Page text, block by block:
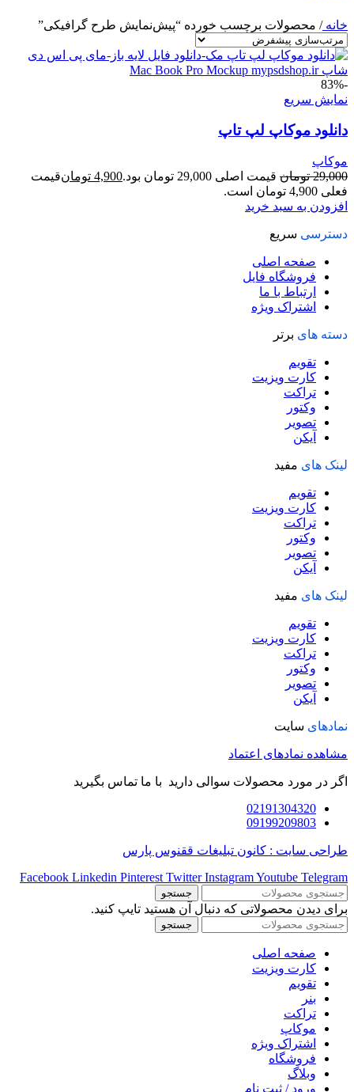
خانه/ محصولات برچسب خورده “پیش‌نمایش طرح گرافیکی”
-83%
نمایش سریع
دانلود موکاپ لپ تاپ
موکاپ
29,000 تومان قیمت اصلی 29,000 تومان بود. 4,900 تومانقیمت
فعلی 4,900 تومان است.
افزودن به سبد خرید
دسترسی سریع
صفحه اصلی
فروشگاه فایل
ارتباط با ما
اشتراک ویژه
دسته های برتر
تقویم
کارت ویزیت
تراکت
وکتور
تصویر
آیکن
لینک های مفید
تقویم
کارت ویزیت
تراکت
وکتور
تصویر
آیکن
لینک های مفید
تقویم
کارت ویزیت
تراکت
وکتور
تصویر
آیکن
نمادهای سایت
مشاهده نمادهای اعتماد
اگر در مورد محصولات سوالی دارید با ما تماس بگیرید
02191304320
09199209803
طراحی سایت : کانون تبلیغات ققنوس پارس
Facebook Linkedin Pinterest Twitter InstagramYoutube Telegram
جستجو
برای دیدن محصولاتی که دنبال آن هستید تایپ کنید.
جستجو
صفحه اصلی
کارت ویزیت
تقویم
بنر
تراکت
موکاپ
اشتراک ویژه
فروشگاه
وبلاگ
ورود / ثبت نام